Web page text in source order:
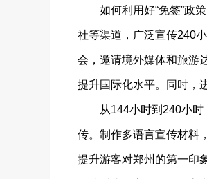
如何利用好“免签”政策
社等渠道，广泛宣传240
会，邀请境外媒体和旅游
提升国际化水平。同时，
从144小时到240小时，
传。制作多语言宣传材料
提升游客对郑州的第一印